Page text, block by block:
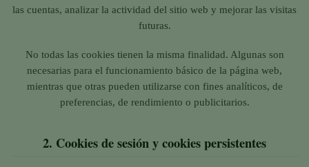
las cuentas, analizar la actividad del sitio web y mejorar las visitas
futuras.
No todas las cookies tienen la misma finalidad. Algunas son
necesarias para el funcionamiento básico de la página web,
mientras que otras pueden utilizarse con fines analíticos, de
preferencias, de rendimiento o publicitarios.
2. Cookies de sesión y cookies persistentes